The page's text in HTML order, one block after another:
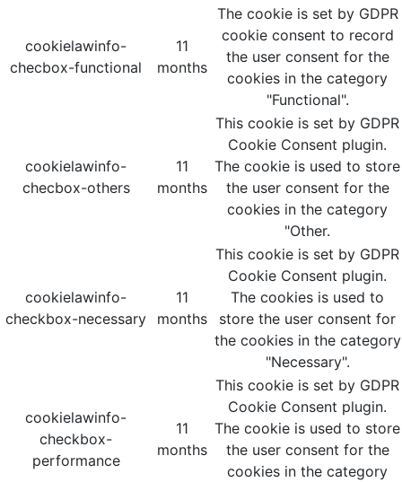
cookielawinfo-
checbox-functional
11
months
The cookie is set by GDPR
cookie consent to record
the user consent for the
cookies in the category
"Functional".
cookielawinfo-
checbox-others
11
months
This cookie is set by GDPR
Cookie Consent plugin.
The cookie is used to store
the user consent for the
cookies in the category
"Other.
cookielawinfo-
checkbox-necessary
11
months
This cookie is set by GDPR
Cookie Consent plugin.
The cookies is used to
store the user consent for
the cookies in the category
"Necessary".
cookielawinfo-
checkbox-
performance
11
months
This cookie is set by GDPR
Cookie Consent plugin.
The cookie is used to store
the user consent for the
cookies in the category